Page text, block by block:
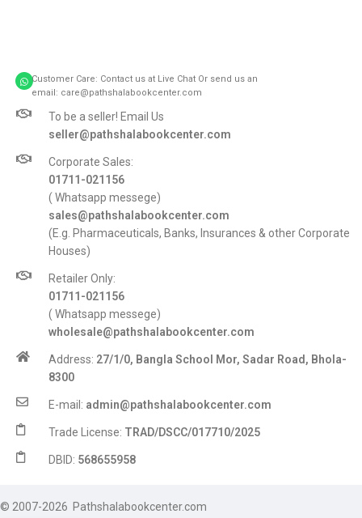
Customer Care: Contact us at Live Chat Or send us an
email: care@pathshalabookcenter.com
To be a seller! Email Us
seller@pathshalabookcenter.com
Corporate Sales:
01711-021156
( Whatsapp messege)
sales@pathshalabookcenter.com
(E.g. Pharmaceuticals, Banks, Insurances & other Corporate
Houses)
Retailer Only:
01711-021156
( Whatsapp messege)
wholesale@pathshalabookcenter.com
Address: 27/1/0, Bangla School Mor, Sadar Road, Bhola-
8300
E-mail: admin@pathshalabookcenter.com
Trade License: TRAD/DSCC/017710/2025
DBID: 568655958
© 2007-2026 Pathshalabookcenter.com